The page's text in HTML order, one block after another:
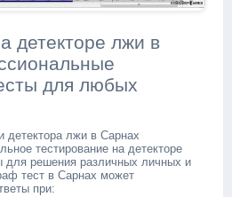
детекторе лжи в
для любых
детектора лжи в Сарнах
тестирование на детекторе
для решения различных личных и
тест в Сарнах может
при: